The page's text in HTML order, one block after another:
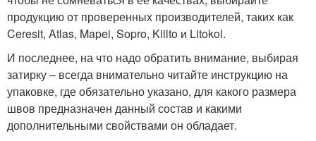
продукцию от проверенных производителей, таких как
Ceresit, Atlas, Mapei, Sopro, Kiilto и Litokol.
И последнее, на что надо обратить внимание, выбирая
затирку – всегда внимательно читайте инструкцию на
упаковке, где обязательно указано, для какого размера
швов предназначен данный состав и какими
дополнительными свойствами он обладает.